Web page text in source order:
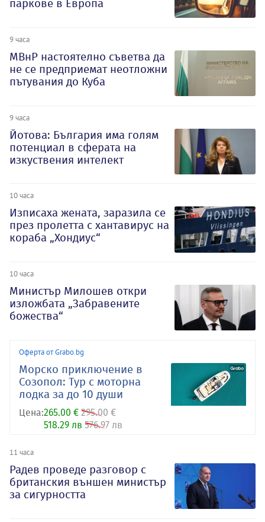
паркове в Европа
9 часа
МВнР настоятелно съветва да
не се предприемат неотложни
пътувания до Куба
9 часа
Йотова: България има голям
потенциал в сферата на
изкуствения интелект
10 часа
Изписаха жената, заразила се
през пролетта с хантавирус на
кораба „Хондиус“
10 часа
Министър Милошев откри
изложбата „Забравените
божества“
Оферта от Grabo.bg
Морско приключение в
Созопол: Тур с моторна
лодка за до 10 души
Цена:265.00 € 295.00 €
518.29 лв 576.97 лв
11 часа
Радев проведе разговор с
британския външен министър
за сигурността